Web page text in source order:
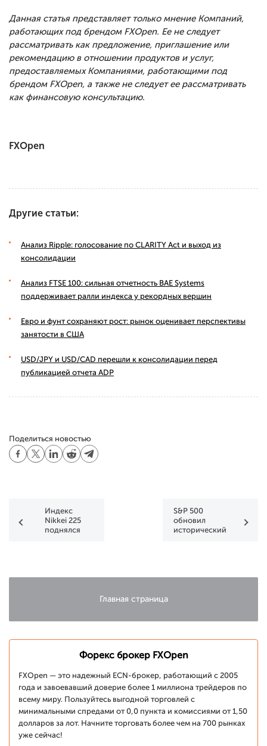
Данная статья представляет только мнение Компаний,
работающих под брендом FXOpen. Ее не следует
рассматривать как предложение, приглашение или
рекомендацию в отношении продуктов и услуг,
предоставляемых Компаниями, работающими под
брендом FXOpen, а также не следует ее рассматривать
как финансовую консультацию.
FXOpen
Другие статьи:
Анализ Ripple: голосование по CLARITY Act и выход из
консолидации
Анализ FTSE 100: сильная отчетность BAE Systems
поддерживает ралли индекса у рекордных вершин
Евро и фунт сохраняют рост: рынок оценивает перспективы
занятости в США
USD/JPY и USD/CAD перешли к консолидации перед
публикацией отчета ADP
Поделиться новостью
Индекс
Nikkei 225
поднялся
S&P 500
обновил
исторический
Главная страница
Форекс брокер FXOpen
FXOpen — это надежный ECN-брокер, работающий с 2005
года и завоевавший доверие более 1 миллиона трейдеров по
всему миру. Пользуйтесь выгодной торговлей с
минимальными спредами от 0,0 пункта и комиссиями от 1,50
долларов за лот. Начните торговать более чем на 700 рынках
уже сейчас!